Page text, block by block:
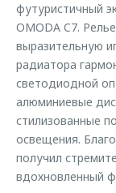
футуристичный
OMODA C7.
выразительную
радиатора
светодиодной
алюминиевые
стилизованные
освещения.
получил
вдохновленный